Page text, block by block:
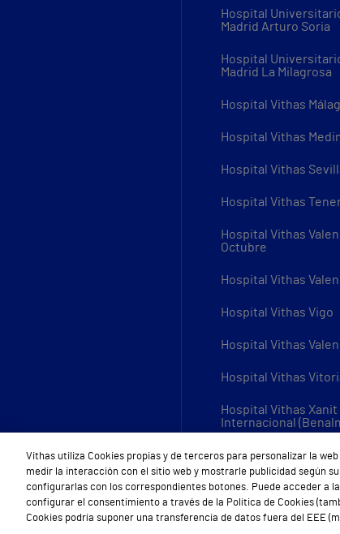
Hospital
Madrid Arturo Soria
Hospital
Madrid La Milagrosa
Hospital Vithas
Hospital Vithas
Hospital Vithas
Hospital Vithas
Hospital Vithas
Octubre
Hospital Vithas
Hospital Vithas Vigo
Hospital Vithas
Hospital Vithas
Hospital Vithas Xanit
Internacional
Todos los centros
Vithas utiliza Cookies propias y de terceros para personalizar la
medir la interacción con el sitio web y mostrarle publicidad según
configurarlas con los correspondientes botones. Puede acceder a
configurar el consentimiento a través de la Política de Cookies
Cookies podría suponer una transferencia de datos fuera del EEE